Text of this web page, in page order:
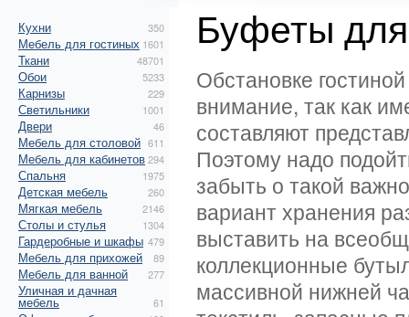
Кухни 350
Мебель для гостиных 1601
Ткани 48701
Обои 5233
Карнизы 229
Светильники 1001
Двери 46
Мебель для столовой 611
Мебель для кабинетов294
Спальня 1975
Детская мебель 260
Мягкая мебель 2146
Столы и стулья 1304
Гардеробные и шкафы 479
Мебель для прихожей 89
Мебель для ванной 277
Уличная и дачная
мебель 61
Буфеты
Обстановке
внимание, так как
составляют
Поэтому надо
забыть о такой
вариант хранения
выставить на
коллекционные
массивной нижней